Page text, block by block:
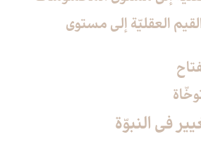
العقليّة إلى مستوى